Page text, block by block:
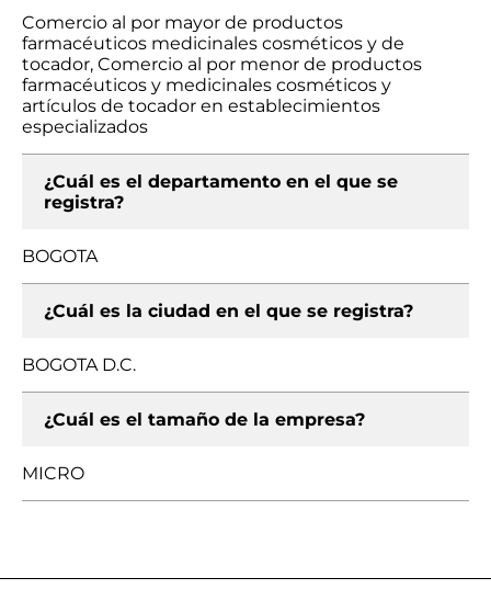
Comercio al por mayor de productos
farmacéuticos medicinales cosméticos y de
tocador, Comercio al por menor de productos
farmacéuticos y medicinales cosméticos y
artículos de tocador en establecimientos
especializados
¿Cuál es el departamento en el que se
registra?
BOGOTA
¿Cuál es la ciudad en el que se registra?
BOGOTA D.C.
¿Cuál es el tamaño de la empresa?
MICRO